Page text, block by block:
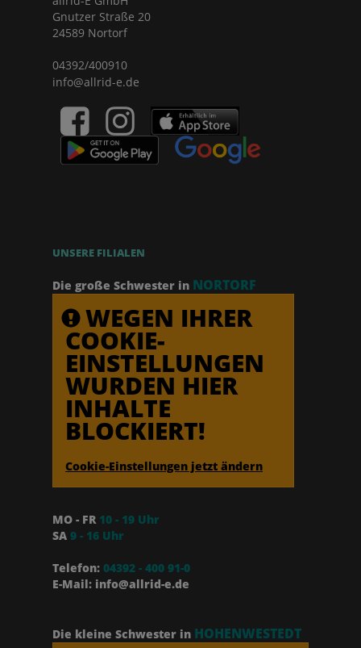
Gnutzer Straße 20
24589 Nortorf
04392/400910
info@allrid-e.de
UNSERE FILIALEN
Die große Schwester in NORTORF
WEGEN IHRER
COOKIE-
EINSTELLUNGEN
WURDEN HIER
INHALTE
BLOCKIERT!
Cookie-Einstellungen jetzt ändern
MO - FR 10 - 19 Uhr
SA 9 - 16 Uhr
Telefon: 04392 - 400 91-0
E-Mail: info@allrid-e.de
Die kleine Schwester in HOHENWESTEDT